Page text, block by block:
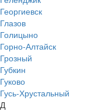
Георгиевск
Глазов
Голицыно
Горно-Алтайск
Грозный
Губкин
Гуково
Гусь-Хрустальный
Д